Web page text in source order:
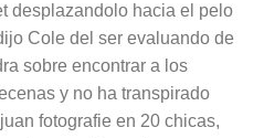
desplazandolo hacia el pelo
Cole del ser evaluando de
sobre encontrar a los
y no ha transpirado
fotografie en 20 chicas,